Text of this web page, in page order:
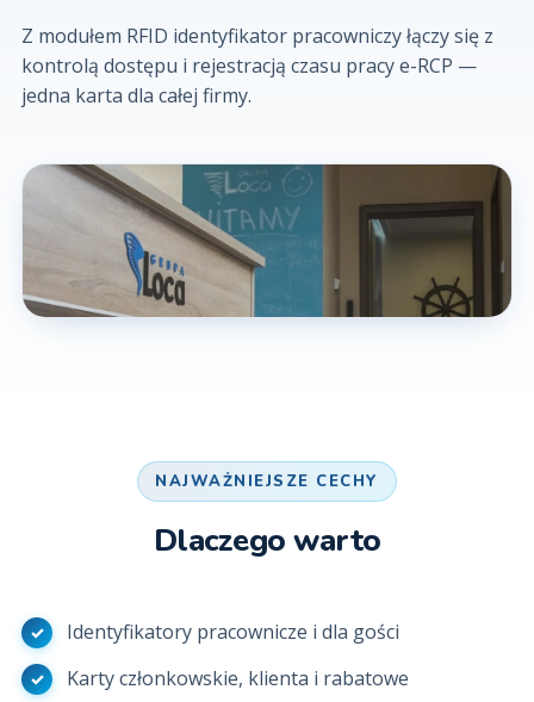
Z modułem RFID identyfikator pracowniczy łączy się z
kontrolą dostępu i rejestracją czasu pracy e-RCP —
jedna karta dla całej firmy.
NAJWAŻNIEJSZE CECHY
Dlaczego warto
Identyfikatory pracownicze i dla gości
Karty członkowskie, klienta i rabatowe